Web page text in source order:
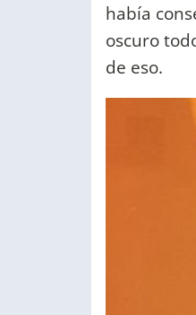
había
oscuro
de eso.